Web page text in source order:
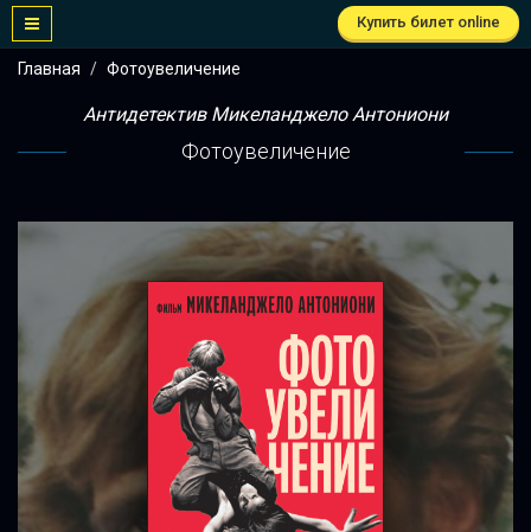
Купить билет online
Главная Фотоувеличение
Антидетектив Микеланджело Антониони
Фотоувеличение